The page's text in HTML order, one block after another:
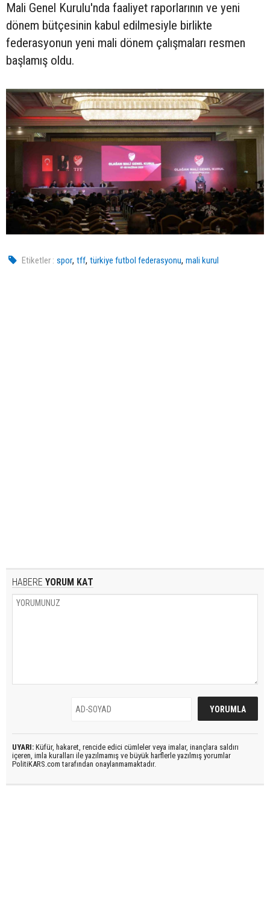
Mali Genel Kurulu'nda faaliyet raporlarının ve yeni
dönem bütçesinin kabul edilmesiyle birlikte
federasyonun yeni mali dönem çalışmaları resmen
başlamış oldu.
Etiketler : spor,tff,türkiye futbol federasyonu,mali kurul
HABERE YORUM KAT
UYARI: Küfür, hakaret, rencide edici cümleler veya imalar, inançlara saldırı
içeren, imla kuralları ile yazılmamış ve büyük harflerle yazılmış yorumlar
PolitiKARS.com tarafından onaylanmamaktadır.